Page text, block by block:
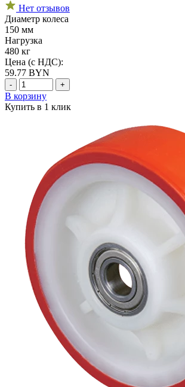
Нет отзывов
Диаметр колеса
150 мм
Нагрузка
480 кг
Цена (с НДС):
59.77 BYN
- +
В корзину
Купить в 1 клик